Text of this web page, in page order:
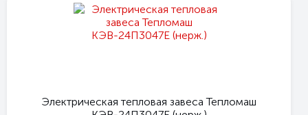
Электрическая тепловая завеса Тепломаш